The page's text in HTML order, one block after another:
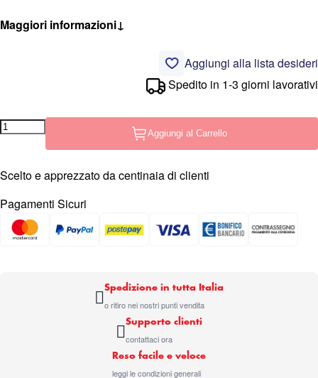
Maggiori informazioni↓
Aggiungi alla lista desideri
Spedito in 1-3 giorni lavorativi
Aggiungi al Carrello
Scelto e apprezzato da centinaia di clienti
Pagamenti Sicuri
Spedizione in tutta Italia
o ritiro nei nostri punti vendita
Supporto clienti
contattaci ora
Reso facile e veloce
leggi le condizioni generali